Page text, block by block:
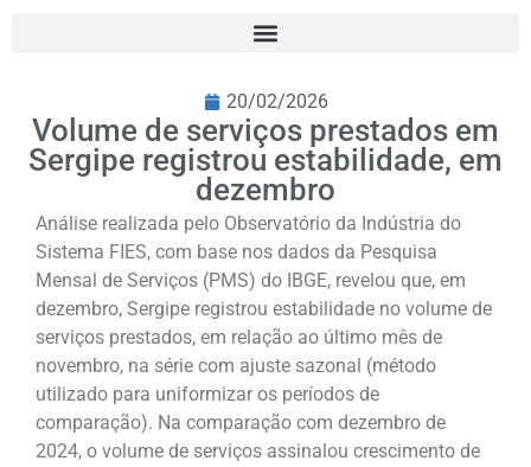
20/02/2026
Volume de serviços prestados em
Sergipe registrou estabilidade, em
dezembro
Análise realizada pelo Observatório da Indústria do
Sistema FIES, com base nos dados da Pesquisa
Mensal de Serviços (PMS) do IBGE, revelou que, em
dezembro, Sergipe registrou estabilidade no volume de
serviços prestados, em relação ao último mês de
novembro, na série com ajuste sazonal (método
utilizado para uniformizar os períodos de
comparação). Na comparação com dezembro de
2024, o volume de serviços assinalou crescimento de